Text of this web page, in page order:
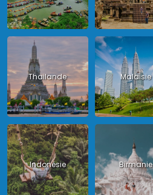
Thailande Malaisie
Indonésie Birmanie